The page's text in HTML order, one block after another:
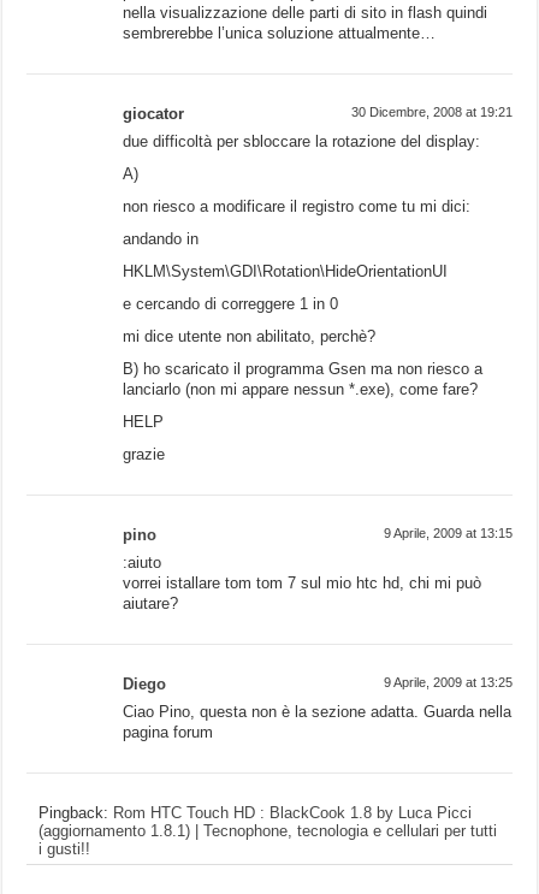
nella visualizzazione delle parti di sito in flash quindi
sembrerebbe l’unica soluzione attualmente…
giocator 30 Dicembre, 2008 at 19:21
due difficoltà per sbloccare la rotazione del display:
A)
non riesco a modificare il registro come tu mi dici:
andando in
HKLM\System\GDI\Rotation\HideOrientationUI
e cercando di correggere 1 in 0
mi dice utente non abilitato, perchè?
B) ho scaricato il programma Gsen ma non riesco a
lanciarlo (non mi appare nessun *.exe), come fare?
HELP
grazie
pino 9 Aprile, 2009 at 13:15
:aiuto
vorrei istallare tom tom 7 sul mio htc hd, chi mi può
aiutare?
Diego 9 Aprile, 2009 at 13:25
Ciao Pino, questa non è la sezione adatta. Guarda nella
pagina forum
Pingback: Rom HTC Touch HD : BlackCook 1.8 by Luca Picci
(aggiornamento 1.8.1) | Tecnophone, tecnologia e cellulari per tutti
i gusti!!